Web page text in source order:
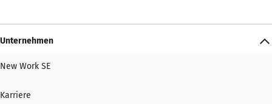
Unternehmen
New Work SE
Karriere